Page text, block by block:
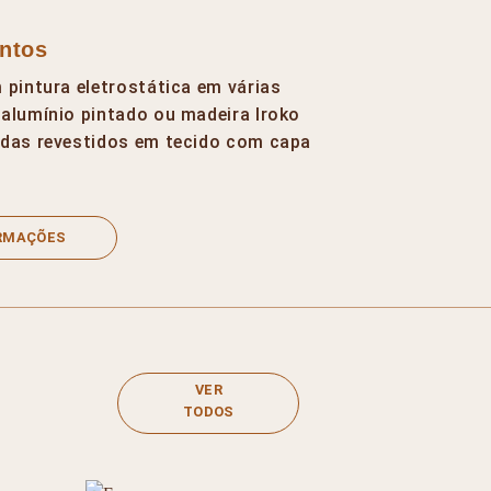
pintura eletrostática em várias
pintado ou madeira Iroko
revestidos em tecido com capa
VER
TODOS